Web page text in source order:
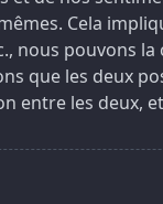
Cela
nous pouvons
que les deux
entre les deux,